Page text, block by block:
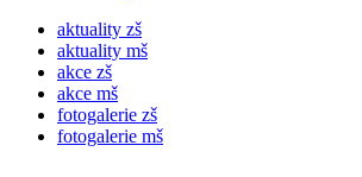
aktuality zš
aktuality mš
akce zš
akce mš
fotogalerie zš
fotogalerie mš